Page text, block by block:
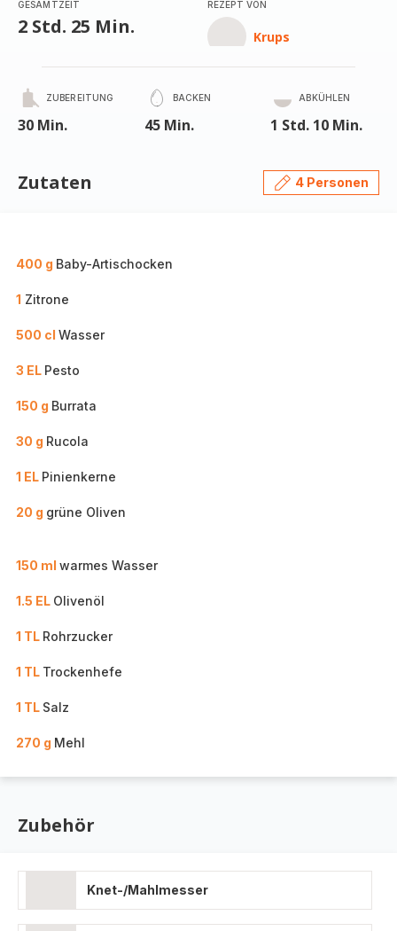
GESAMTZEIT
2 Std. 25 Min.
REZEPT VON
Krups
ZUBEREITUNG
30 Min.
BACKEN
45 Min.
ABKÜHLEN
1 Std. 10 Min.
Zutaten 4 Personen
400 g Baby-Artischocken
1 Zitrone
500 cl Wasser
3 EL Pesto
150 g Burrata
30 g Rucola
1 EL Pinienkerne
20 g grüne Oliven
150 ml warmes Wasser
1.5 EL Olivenöl
1 TL Rohrzucker
1 TL Trockenhefe
1 TL Salz
270 g Mehl
Zubehör
Knet-/Mahlmesser